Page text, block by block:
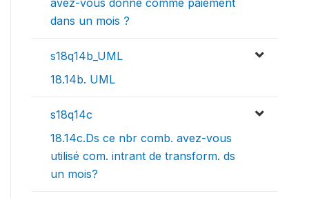
dans un mois ?
s18q14b_UML
18.14b. UML
s18q14c
18.14c.Ds ce nbr comb. avez-vous
utilisé com. intrant de transform. ds
un mois?